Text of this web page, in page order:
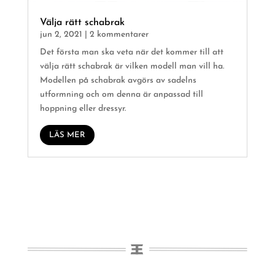
Välja rätt schabrak
jun 2, 2021
| 2 kommentarer
Det första man ska veta när det kommer till att
välja rätt schabrak är vilken modell man vill ha.
Modellen på schabrak avgörs av sadelns
utformning och om denna är anpassad till
hoppning eller dressyr.
LÄS MER